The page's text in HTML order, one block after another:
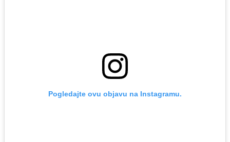
Pogledajte ovu objavu na Instagramu.